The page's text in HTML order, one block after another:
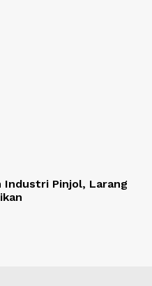
Industri Pinjol, Larang